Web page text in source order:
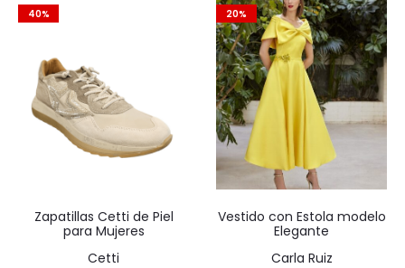
40%
Zapatillas Cetti de Piel
para Mujeres
Cetti
20%
Vestido con Estola modelo
Elegante
Carla Ruiz